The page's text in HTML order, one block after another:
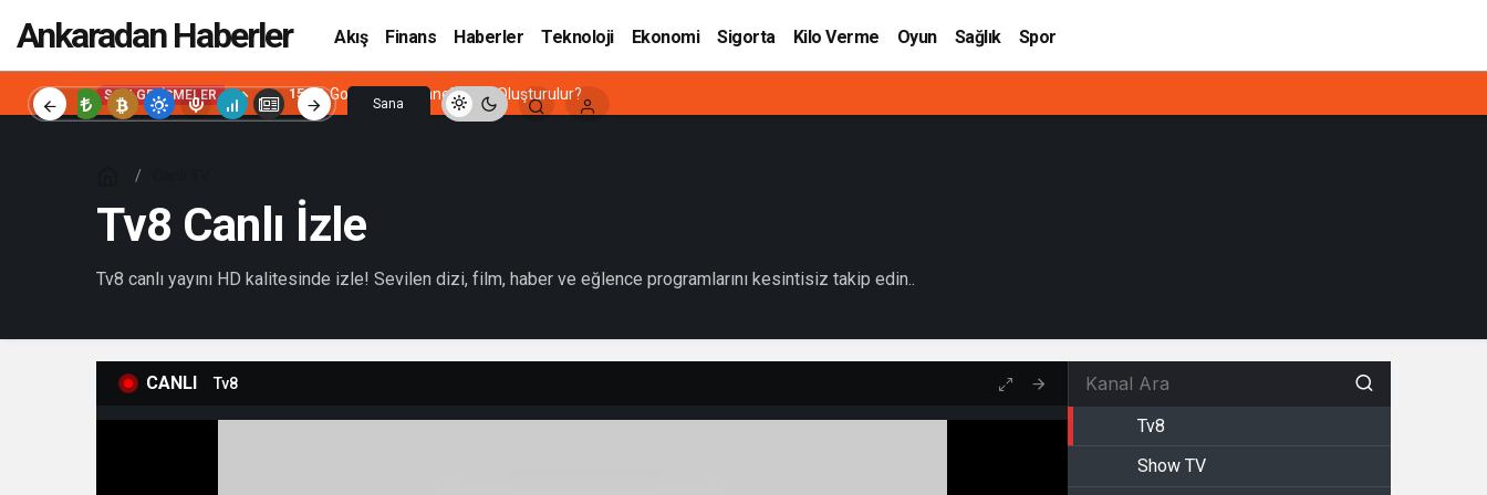
Ankaradan Haberler Akış Finans Haberler Teknoloji Ekonomi Sigorta Kilo Verme Oyun Sağlık Spor
Sana
SON GELIŞMELER 15:26 Google Bilgi Paneli Nasıl Oluşturulur?
Tv8 Canlı İzle
Tv8 canlı yayını HD kalitesinde izle! Sevilen dizi, film, haber ve eğlence programlarını kesintisiz takip edin..
CANLI Tv8
Tv8
Show TV